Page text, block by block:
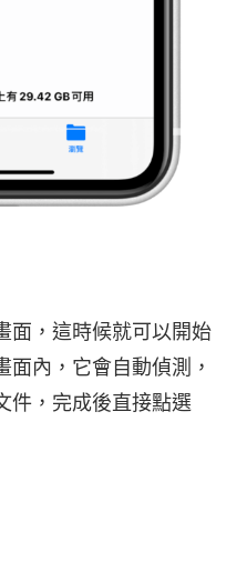
面，這時候就可以開始
內，它會自動偵測，
件，完成後直接點選